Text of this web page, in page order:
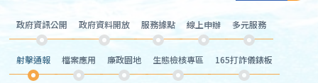
政府資訊公開 政府資料開放 服務據點 線上申辦 多元服務
射擊通報 檔案應用 廉政園地 生態檢核專區 165打詐儀錶板